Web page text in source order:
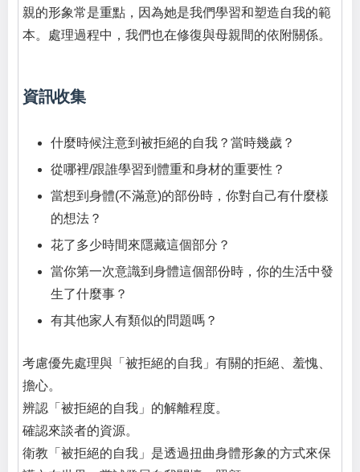
親的形象常是重點，因為她是我們學習和塑造自我的範
本。處理過程中，我們也在修復與母親間的依附關係。
資訊收集
什麼時候注意到被拒絕的自我？當時幾歲？
從哪裡/跟誰學習到體重和身材的重要性？
當想到身體(不滿意)的部份時，你對自己有什麼樣
的想法？
花了多少時間來隱藏這個部分？
當你第一次意識到身體這個部份時，你的生活中發
生了什麼事？
有其他家人有類似的問題嗎？
考慮優先處理與「被拒絕的自我」有關的拒絕、羞愧、
擔心。
辨認「被拒絕的自我」的解離程度。
確認來談者的資源。
衛教「被拒絕的自我」是透過扭曲身體形象的方式來保